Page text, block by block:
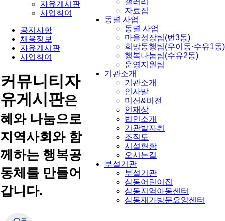
자료집
동별 사업
동별 사업
마을성장팀(번3동)
희망동행팀(우이동·수유1동)
행복나눔팀(수유2동)
운영지원팀
기관소개
기관소개
인사말
미션&비전
인재상
법인소개
기관발자취
조직도
시설현황
오시는길
부설기관
부설기관
삼동어린이집
삼동지역아동센터
삼동재가방문요양센터
자유게시판
사업참여
공지사항
채용정보
자유게시판
사업참여
커뮤니티자
유게시판은
혜와 나눔으로
지역사회와 함
께하는 행복공
동체를 만들어
갑니다.